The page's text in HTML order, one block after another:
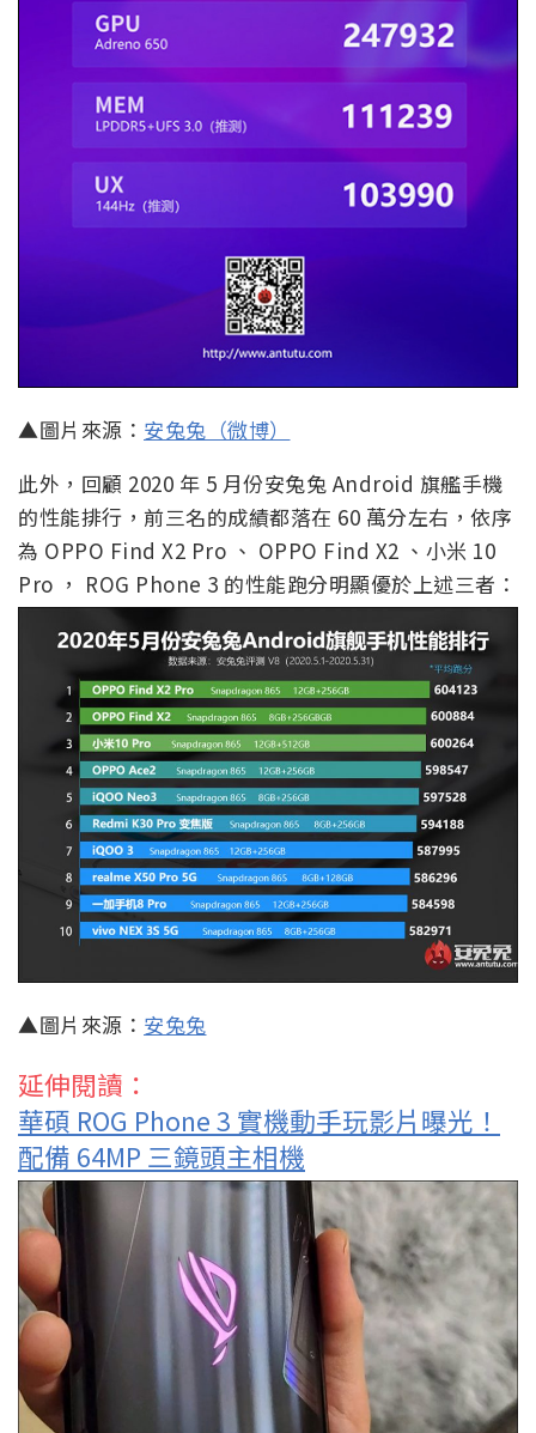
▲圖片來源： 安兔兔（微博）
此外，回顧 2020 年 5 月份安兔兔 Android 旗艦手機
的性能排行，前三名的成績都落在 60 萬分左右，依序
為 OPPO Find X2 Pro 、 OPPO Find X2 、小米 10
Pro ， ROG Phone 3 的性能跑分明顯優於上述三者：
▲圖片來源： 安兔兔
延伸閱讀：
華碩 ROG Phone 3 實機動手玩影片曝光！
配備 64MP 三鏡頭主相機